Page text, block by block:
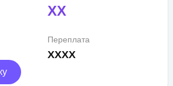
XX
Переплата
XXXX